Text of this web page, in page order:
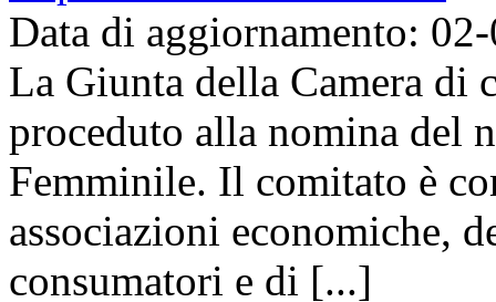
Data di aggiornamento:
La Giunta della Camera di
proceduto alla nomina del
Femminile. Il comitato è
associazioni economiche,
consumatori e di [...]